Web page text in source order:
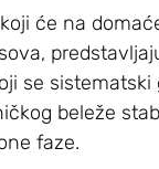
će na
se sistematski
beleže
faze.